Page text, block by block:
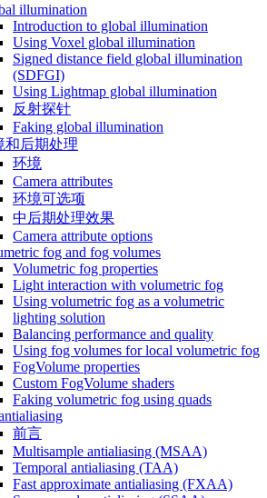
illumination
Introduction to global illumination
Using Voxel global illumination
Signed distance field global illumination
(SDFGI)
Using Lightmap global illumination
反射探针
Faking global illumination
和后期处理
环境
Camera attributes
环境可选项
中后期处理效果
Camera attribute options
fog and fog volumes
Volumetric fog properties
Light interaction with volumetric fog
Using volumetric fog as a volumetric
lighting solution
Balancing performance and quality
Using fog volumes for local volumetric fog
FogVolume properties
Custom FogVolume shaders
Faking volumetric fog using quads
前言
Multisample antialiasing (MSAA)
Temporal antialiasing (TAA)
Fast approximate antialiasing (FXAA)